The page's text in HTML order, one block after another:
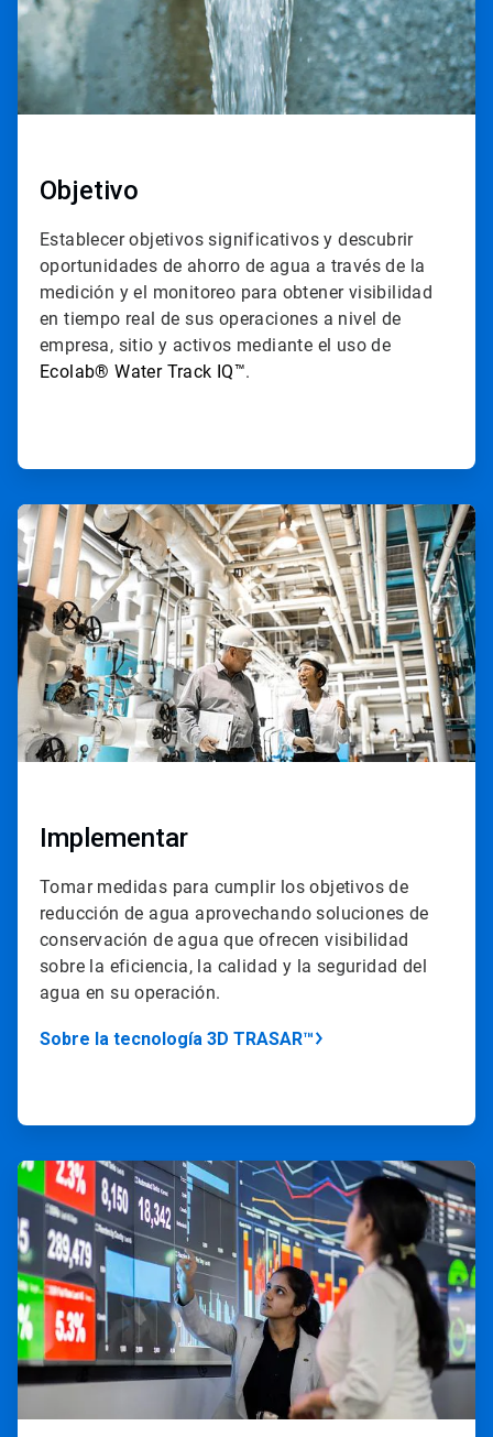
Objetivo
Establecer objetivos significativos y descubrir
oportunidades de ahorro de agua a través de la
medición y el monitoreo para obtener visibilidad
en tiempo real de sus operaciones a nivel de
empresa, sitio y activos mediante el uso de​​​​​​​
Ecolab® Water Track IQ™.
ArticleTile
3
de
4
Implementar
Tomar medidas para cumplir los objetivos de
reducción de agua aprovechando soluciones de
conservación de agua que ofrecen visibilidad
sobre la eficiencia, la calidad y la seguridad del
agua en su operación.
Sobre la tecnología 3D TRASAR™
ArticleTile
4
de
4